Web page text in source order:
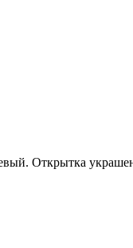
Открытка